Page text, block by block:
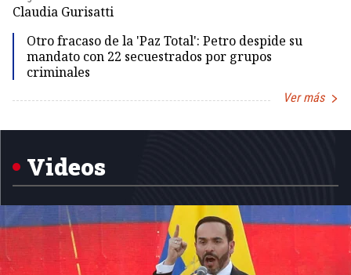
Claudia Gurisatti
Otro fracaso de la 'Paz Total': Petro despide su
mandato con 22 secuestrados por grupos
criminales
Ver más
1
Videos